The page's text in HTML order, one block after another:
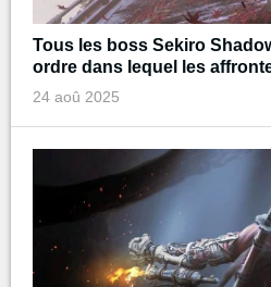
Tous les boss Sekiro
ordre dans lequel les
24 aoû 2025